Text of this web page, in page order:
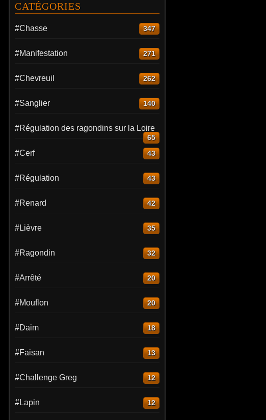
CATÉGORIES
#Chasse 347
#Manifestation 271
#Chevreuil 262
#Sanglier 140
#Régulation des ragondins sur la Loire
65
#Cerf 43
#Régulation 43
#Renard 42
#Lièvre 35
#Ragondin 32
#Arrêté 20
#Mouflon 20
#Daim 18
#Faisan 13
#Challenge Greg 12
#Lapin 12